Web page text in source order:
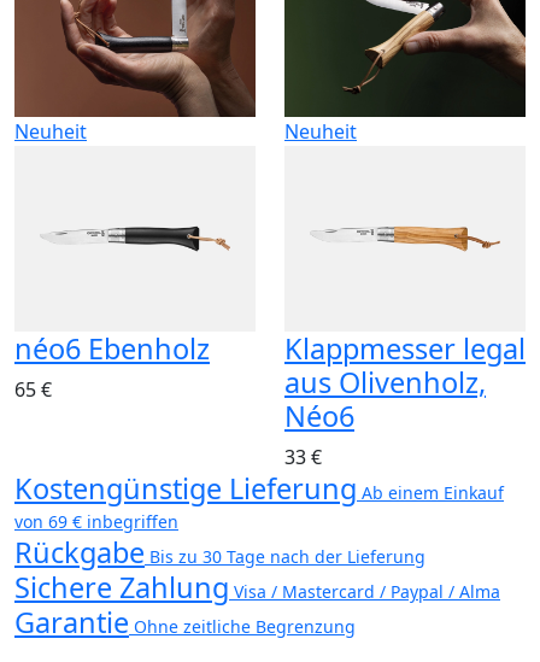
Neuheit
néo6 Ebenholz
65 €
Neuheit
Klappmesser legal
aus Olivenholz,
Néo6
33 €
Kostengünstige Lieferung Ab einem Einkauf
von 69 € inbegriffen
Rückgabe Bis zu 30 Tage nach der Lieferung
Sichere Zahlung Visa / Mastercard / Paypal / Alma
Garantie Ohne zeitliche Begrenzung